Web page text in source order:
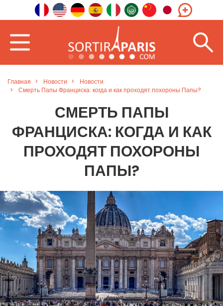
Главная Новости
Новости
Смерть Папы Франциска: когда и как проходят похороны Папы?
СМЕРТЬ ПАПЫ
ФРАНЦИСКА: КОГДА И КАК
ПРОХОДЯТ ПОХОРОНЫ
ПАПЫ?